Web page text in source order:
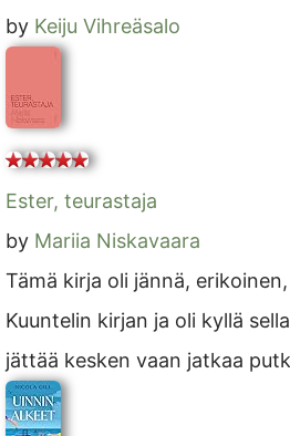
by Keiju Vihreäsalo
Ester, teurastaja
by Mariia Niskavaara
Tämä kirja oli jännä,
Kuuntelin kirjan ja oli kyllä
jättää kesken vaan jatkaa